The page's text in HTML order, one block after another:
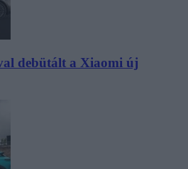
debütált a Xiaomi új